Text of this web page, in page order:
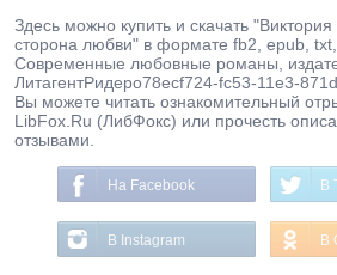
Здесь можно купить и скачать
сторона любви" в формате fb2, epub,
Современные любовные романы,
ЛитагентРидеро78ecf724-fc53-11e3-
Вы можете читать ознакомительный
LibFox.Ru (ЛибФокс) или прочесть
отзывами.
На Facebook В
В Instagram В